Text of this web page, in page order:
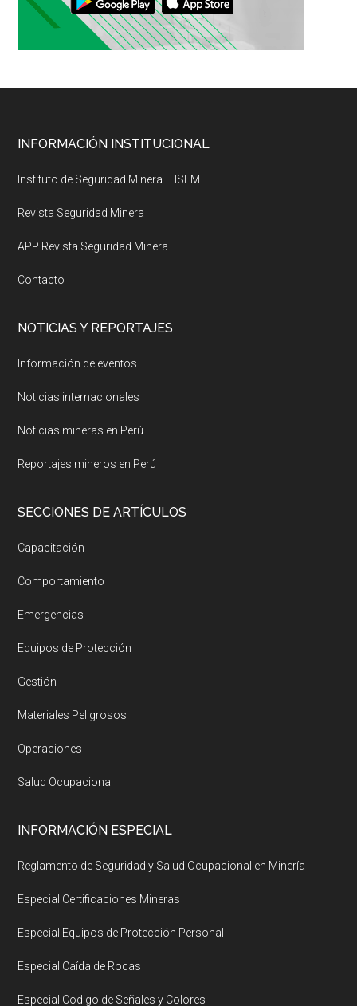
Footer
INFORMACIÓN INSTITUCIONAL
Instituto de Seguridad Minera – ISEM
Revista Seguridad Minera
APP Revista Seguridad Minera
Contacto
NOTICIAS Y REPORTAJES
Información de eventos
Noticias internacionales
Noticias mineras en Perú
Reportajes mineros en Perú
SECCIONES DE ARTÍCULOS
Capacitación
Comportamiento
Emergencias
Equipos de Protección
Gestión
Materiales Peligrosos
Operaciones
Salud Ocupacional
INFORMACIÓN ESPECIAL
Reglamento de Seguridad y Salud Ocupacional en Minería
Especial Certificaciones Mineras
Especial Equipos de Protección Personal
Especial Caída de Rocas
Especial Codigo de Señales y Colores